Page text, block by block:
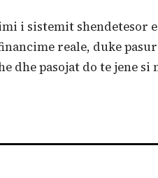
i sistemit shendetesor
reale, duke
dhe pasojat do te jene